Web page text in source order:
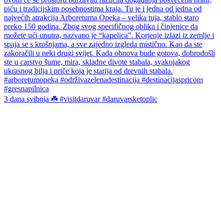
3 dana svibnja ☘️ #visitdaruvar #daruvarsketoplic